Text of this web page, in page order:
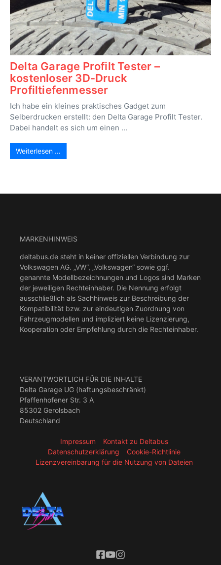
Delta Garage Profilt Tester –
kostenloser 3D-Druck
Profiltiefenmesser
Ich habe ein kleines praktisches Gadget zum
Selberdrucken erstellt: den Delta Garage Profilt Tester.
Dabei handelt es sich um einen ...
Weiterlesen …
MARKENHINWEIS
deltabus.de steht in keiner offiziellen Verbindung zur
Volkswagen AG. „VW“, „Volkswagen“ sowie ggf.
genannte Modellbezeichnungen und Logos sind Marken
der jeweiligen Rechteinhaber. Die Nennung erfolgt
ausschließlich als Sachhinweis zur Beschreibung der
Kompatibilität bzw. zur eindeutigen Zuordnung von
Fahrzeugmodellen und impliziert keine Lizenzierung,
Kooperation oder Empfehlung durch die Rechteinhaber.
VERANTWORTLICH FÜR DIE INHALTE
Delta Garage UG (haftungsbeschränkt)
Pfaffenhofener Str. 3 A
85302 Gerolsbach
Deutschland
Impressum
Kontakt zu Deltabus
Datenschutzerklärung
Cookie-Richtlinie
Lizenzvereinbarung für die Nutzung von Dateien